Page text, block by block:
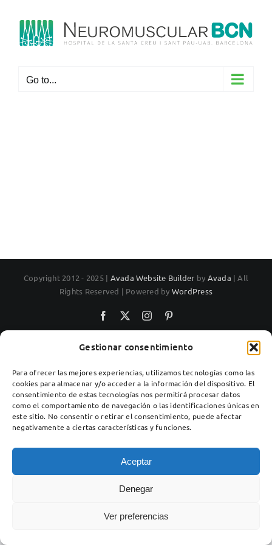
Gestionar consentimiento
Para ofrecer las mejores experiencias, utilizamos tecnologías como las
cookies para almacenar y/o acceder a la información del dispositivo. El
consentimiento de estas tecnologías nos permitirá procesar datos
como el comportamiento de navegación o las identificaciones únicas en
este sitio. No consentir o retirar el consentimiento, puede afectar
negativamente a ciertas características y funciones.
Aceptar
Denegar
Ver preferencias
content
Go to...
Copyright 2012 - 2025 | Avada Website Builder by Avada | All
Rights Reserved | Powered by WordPress
Facebook Instagram